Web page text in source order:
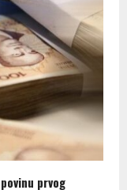
prvog